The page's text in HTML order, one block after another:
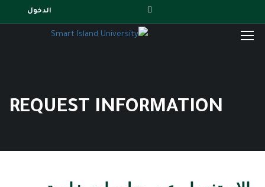
الدخول
REQUEST INFORMATION